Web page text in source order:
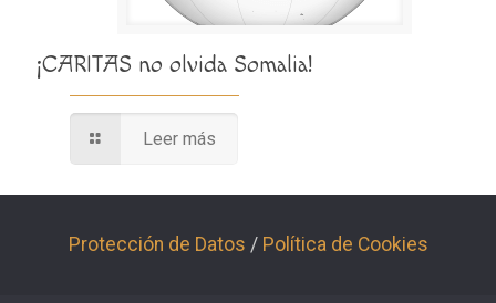
¡CARITAS no olvida Somalia!
Leer más
Protección de Datos / Política de Cookies